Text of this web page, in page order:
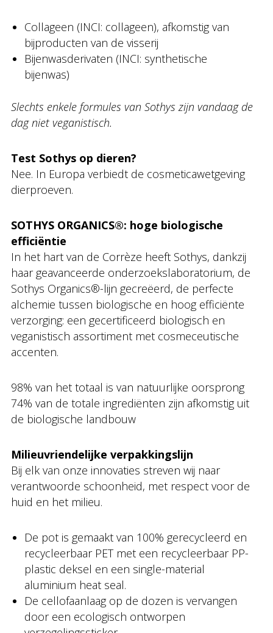
Collageen (INCI: collageen), afkomstig van
bijproducten van de visserij
Bijenwasderivaten (INCI: synthetische
bijenwas)
Slechts enkele formules van Sothys zijn vandaag de
dag niet veganistisch.
Test Sothys op dieren?
Nee. In Europa verbiedt de cosmeticawetgeving
dierproeven.
SOTHYS ORGANICS®: hoge biologische
efficiëntie
In het hart van de Corrèze heeft Sothys, dankzij
haar geavanceerde onderzoekslaboratorium, de
Sothys Organics®-lijn gecreëerd, de perfecte
alchemie tussen biologische en hoog efficiënte
verzorging: een gecertificeerd biologisch en
veganistisch assortiment met cosmeceutische
accenten.
98% van het totaal is van natuurlijke oorsprong
74% van de totale ingrediënten zijn afkomstig uit
de biologische landbouw
Milieuvriendelijke verpakkingslijn
Bij elk van onze innovaties streven wij naar
verantwoorde schoonheid, met respect voor de
huid en het milieu.
De pot is gemaakt van 100% gerecycleerd en
recycleerbaar PET met een recycleerbaar PP-
plastic deksel en een single-material
aluminium heat seal.
De cellofaanlaag op de dozen is vervangen
door een ecologisch ontworpen